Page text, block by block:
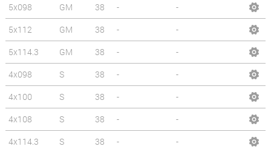
5x098
GM 38 -
-
5x112
GM 38 -
-
5x114.3
GM 38 -
-
4x098
S 38 -
-
4x100
S 38 -
-
4x108
S 38 -
-
4x114.3
S 38 -
-